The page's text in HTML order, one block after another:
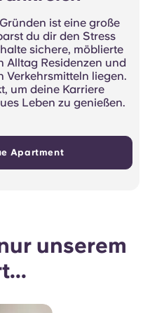
ist eine große
du dir den Stress
sichere, möblierte
Alltag Residenzen und
Verkehrsmitteln liegen.
um deine Karriere
Leben zu genießen.
Apartment
unserem